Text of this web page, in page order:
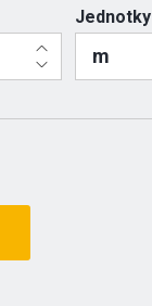
Jednotky
m